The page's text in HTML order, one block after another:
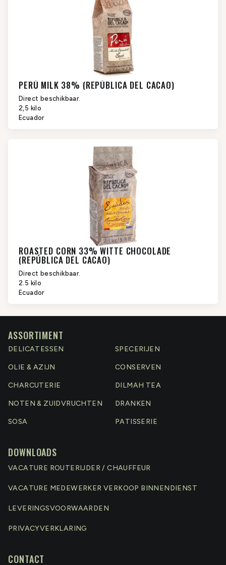
PERÚ MILK 38% (REPÚBLICA DEL CACAO)
Direct beschikbaar.
2,5 kilo
Ecuador
ROASTED CORN 33% WITTE CHOCOLADE
(REPÚBLICA DEL CACAO)
Direct beschikbaar.
2.5 kilo
Ecuador
ASSORTIMENT
DELICATESSEN SPECERIJEN
OLIE & AZIJN CONSERVEN
CHARCUTERIE DILMAH TEA
NOTEN & ZUIDVRUCHTEN DRANKEN
SOSA PATISSERIE
DOWNLOADS
VACATURE ROUTERIJDER / CHAUFFEUR
VACATURE MEDEWERKER VERKOOP BINNENDIENST
LEVERINGSVOORWAARDEN
PRIVACYVERKLARING
CONTACT